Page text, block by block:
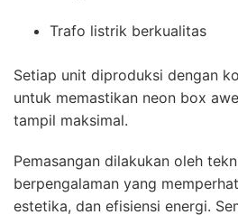
Trafo listrik berkualitas
Setiap unit diproduksi dengan
untuk memastikan neon box
tampil maksimal.
Pemasangan dilakukan oleh
berpengalaman yang
estetika, dan efisiensi energi.